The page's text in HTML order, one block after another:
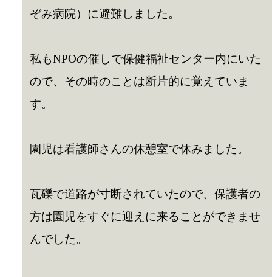
ぞみ病院）に避難しました。
私もNPOの催しで保健福祉センター内にいた
ので、その時のことは断片的に覚えていま
す。
園児は看護師さんの休憩室で休みました。
瓦礫で道路が寸断されていたので、保護者の
方は園児をすぐに迎えに来ることができませ
んでした。